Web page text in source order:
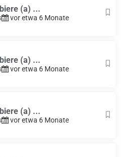
(a) ...
vor etwa 6 Monate
(a) ...
vor etwa 6 Monate
(a) ...
vor etwa 6 Monate